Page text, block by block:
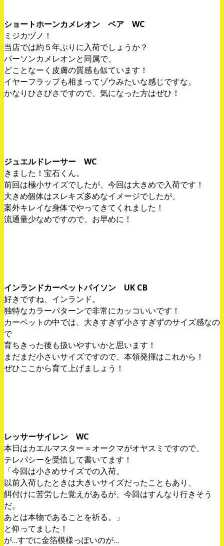
ショートホーンカメレオン ペア WC
ミジカヅノ！
当店では約５年ぶりに入荷でしょうか？
パーソンカメレオンと同属で、
どことなーく皮膚の質感も似ています！
イヤーフラップも相まってゾウみたいな感じですな。
かなりひさびさですので、気になった方はぜひ！
ジュエルドレーサー WC
きました！宝石くん。
前回は極小サイズでしたが、今回は大きめで入荷です！
大きめ個体はスレキズ多めなイメージでしたが、
案外キレイな身体でやってきてくれました！
流通量少なめですので、お早めに！
インランドカーペットパイソン UK CB
好きですね、インランド。
独特なカラーパターンで非常にカッコいいです！
カーペットの中では、大きすぎず小さすぎずのサイズ感なの
で
育ちきった後も扱いやすいかと思います！
まだまだ小さいサイズですので、本領発揮はこれから！
ぜひここから育て上げましょう！
レッサーサイレン WC
本日はカエルマスター＝オークマがオヤスミですので、
テレパシーを受信して書いてます！
「今回は小さめサイズでの入荷。
以前入荷したときは大きいサイズだったこともあり、
餌付けに苦労した覚えがあるが、今回はすんなり行きそう
だ。
あとは本物であることを祈る。」
と仰ってました！
が…すでに金箔模様っぽいのが…